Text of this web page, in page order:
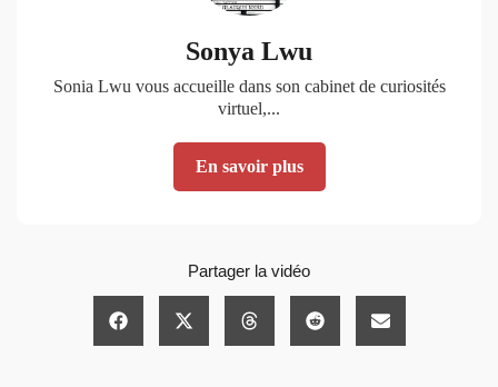
Sonya Lwu
Sonia Lwu vous accueille dans son cabinet de curiosités
virtuel,...
En savoir plus
Partager la vidéo